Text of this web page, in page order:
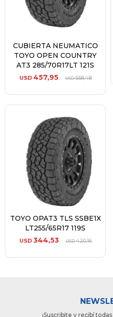
CUBIERTA NEUMATICO
TOYO OPEN COUNTRY
AT3 285/70R17LT 121S
USD 457,95 USD558,48
TOYO OPAT3 TLS SSBE1X
LT255/65R17 119S
USD 344,53 USD420,16
¡Suscribite y recibí